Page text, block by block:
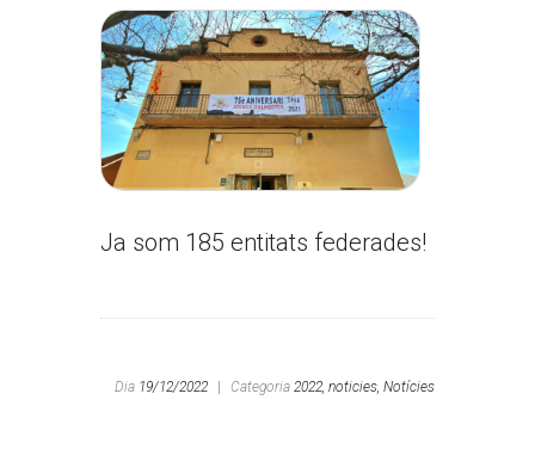
Ja som 185 entitats federades!
Dia 19/12/2022 | Categoria 2022, noticies, Notícies